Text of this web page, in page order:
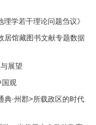
学若干理论问题刍议》
居馆藏图书文献专题数据
展望
国观
典·州郡>所载政区的时代